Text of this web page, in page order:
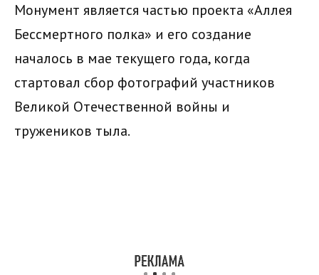
Монумент является частью проекта «Аллея
Бессмертного полка» и его создание
началось в мае текущего года, когда
стартовал сбор фотографий участников
Великой Отечественной войны и
тружеников тыла.